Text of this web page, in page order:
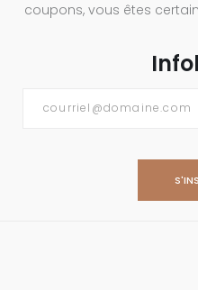
coupons, vous êtes